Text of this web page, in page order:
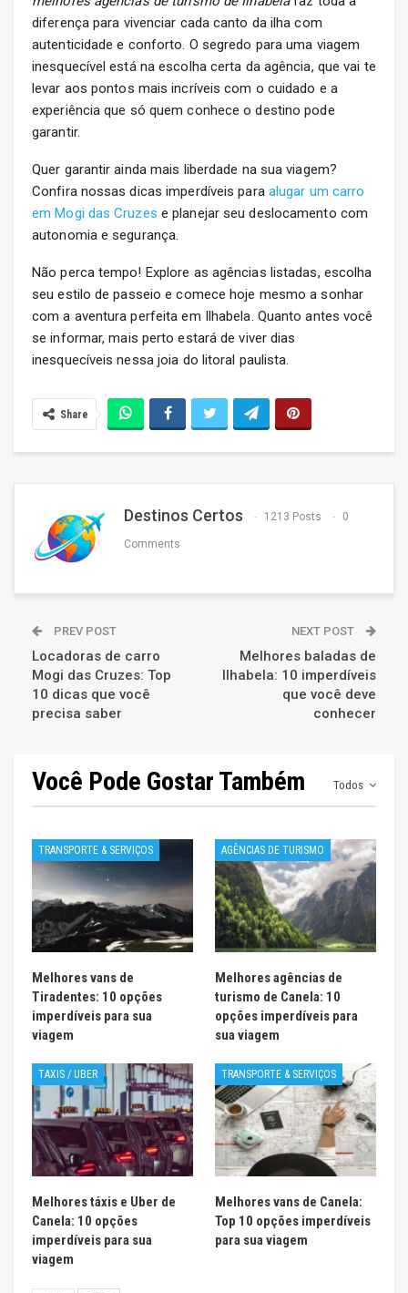
diferença para vivenciar cada canto da ilha com
autenticidade e conforto. O segredo para uma viagem
inesquecível está na escolha certa da agência, que vai te
levar aos pontos mais incríveis com o cuidado e a
experiência que só quem conhece o destino pode
garantir.
Quer garantir ainda mais liberdade na sua viagem?
Confira nossas dicas imperdíveis para alugar um carro
em Mogi das Cruzes e planejar seu deslocamento com
autonomia e segurança.
Não perca tempo! Explore as agências listadas, escolha
seu estilo de passeio e comece hoje mesmo a sonhar
com a aventura perfeita em Ilhabela. Quanto antes você
se informar, mais perto estará de viver dias
inesquecíveis nessa joia do litoral paulista.
Share
Destinos Certos 1213 Posts 0
Comments
PREV POST
Locadoras de carro
Mogi das Cruzes: Top
10 dicas que você
precisa saber
NEXT POST
Melhores baladas de
Ilhabela: 10 imperdíveis
que você deve
conhecer
Todos
Você Pode Gostar Também
TRANSPORTE & SERVIÇOS
Melhores vans de
Tiradentes: 10 opções
imperdíveis para sua
viagem
AGÊNCIAS DE TURISMO
Melhores agências de
turismo de Canela: 10
opções imperdíveis para
sua viagem
TAXIS / UBER
Melhores táxis e Uber de
Canela: 10 opções
imperdíveis para sua
viagem
TRANSPORTE & SERVIÇOS
Melhores vans de Canela:
Top 10 opções imperdíveis
para sua viagem